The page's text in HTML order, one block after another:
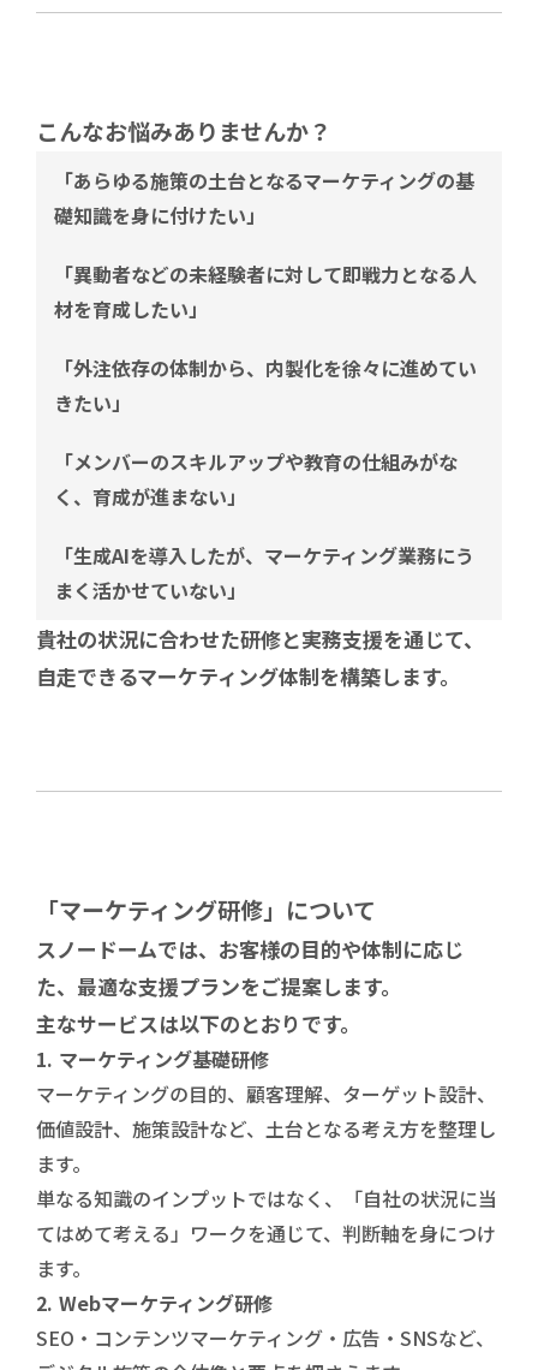
こんなお悩みありませんか？
「あらゆる施策の土台となるマーケティングの基
礎知識を身に付けたい」
「異動者などの未経験者に対して即戦力となる人
材を育成したい」
「外注依存の体制から、内製化を徐々に進めてい
きたい」
「メンバーのスキルアップや教育の仕組みがな
く、育成が進まない」
「生成AIを導入したが、マーケティング業務にう
まく活かせていない」
貴社の状況に合わせた研修と実務支援を通じて、
自走できるマーケティング体制を構築します。
「マーケティング研修」について
スノードームでは、お客様の目的や体制に応じ
た、最適な支援プランをご提案します。
主なサービスは以下のとおりです。
1. マーケティング基礎研修
マーケティングの目的、顧客理解、ターゲット設計、
価値設計、施策設計など、土台となる考え方を整理し
ます。
単なる知識のインプットではなく、「自社の状況に当
てはめて考える」ワークを通じて、判断軸を身につけ
ます。
2. Webマーケティング研修
SEO・コンテンツマーケティング・広告・SNSなど、